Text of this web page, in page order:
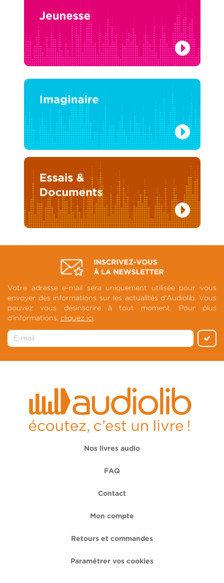
Votre adresse e-mail sera uniquement utilisée pour vous
envoyer des informations sur les actualités d'Audiolib. Vous
pouvez vous désinscrire à tout moment. Pour plus
d'informations, cliquez ici.
Nos livres audio
FAQ
Contact
Mon compte
Retours et commandes
Paramétrer vos cookies